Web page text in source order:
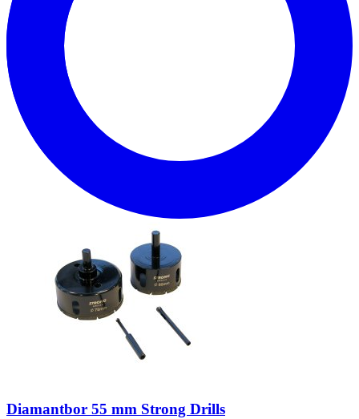
Diamantbor 55 mm Strong Drills